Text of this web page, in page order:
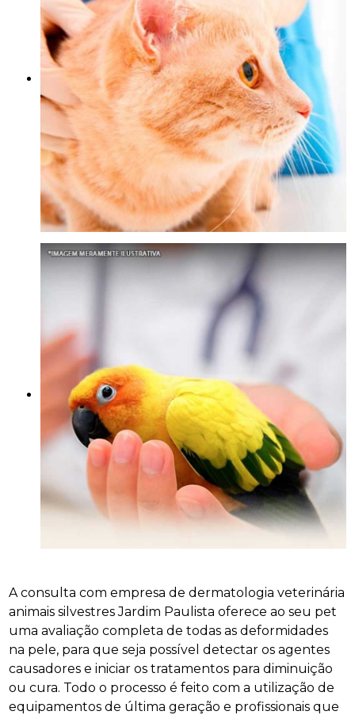
A consulta com empresa de dermatologia veterinária
animais silvestres Jardim Paulista oferece ao seu pet
uma avaliação completa de todas as deformidades
na pele, para que seja possível detectar os agentes
causadores e iniciar os tratamentos para diminuição
ou cura. Todo o processo é feito com a utilização de
equipamentos de última geração e profissionais que